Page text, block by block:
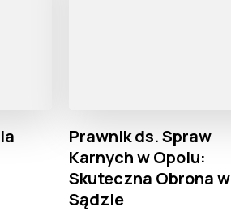
Prawnik ds. Spraw
Karnych w Opolu:
Skuteczna Obrona w
Sądzie